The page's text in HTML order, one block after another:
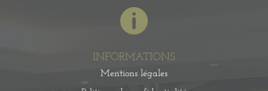

INFORMATIONS
Mentions légales